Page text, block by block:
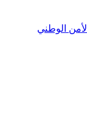
الوطني